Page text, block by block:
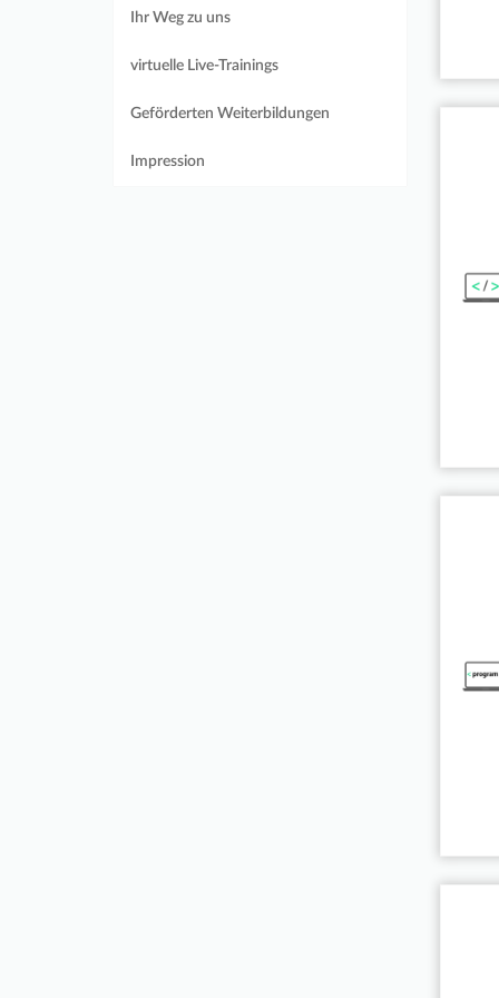
Ihr Weg zu uns
virtuelle Live-Trainings
Geförderten Weiterbildungen
Impression